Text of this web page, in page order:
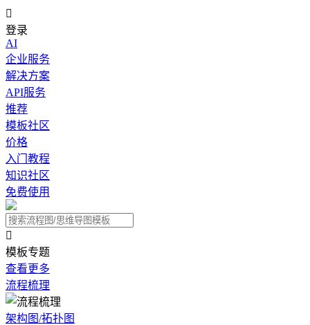

登录
AI
企业服务
解决方案
API服务
推荐
模板社区
价格
入门教程
知识社区
免费使用

模板专题
查看更多
流程梳理
架构图/拓扑图